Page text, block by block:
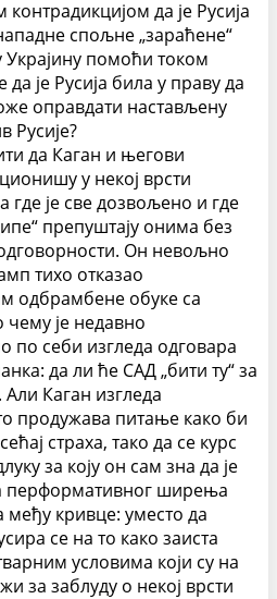
да је Русија
спољне „зараћене“
Украјину помоћи током
да је Русија била у праву да
оправдати настављену
Русије?
да Каган и његови
у некој врсти
где је све дозвољено и где
препуштају онима без
Он невољно
тихо отказао
одбрамбене обуке са
је недавно
по себи изгледа одговара
да ли ће САД „бити ту“ за
Каган изгледа
продужава питање како би
страха, тако да се курс
за коју он сам зна да је
перформативног ширења
међу кривце: уместо да
се на то како заиста
условима који су на
за заблуду о некој врсти